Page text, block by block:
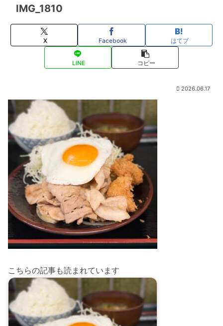
IMG_1810
X Facebook はてブ
LINE コピー
2026.06.17
こちらの記事も読まれています